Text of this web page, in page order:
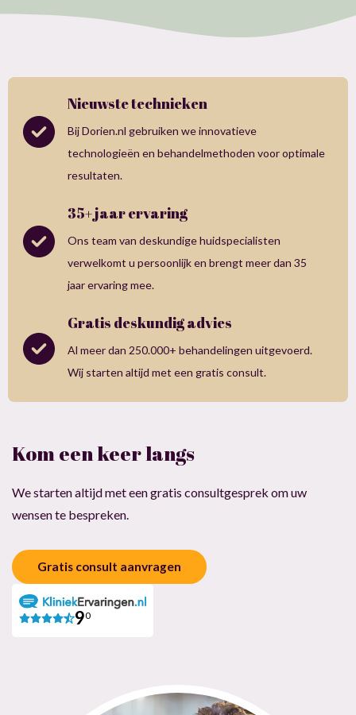
Nieuwste technieken
Bij Dorien.nl gebruiken we innovatieve
technologieën en behandelmethoden voor optimale
resultaten.
35+ jaar ervaring
Ons team van deskundige huidspecialisten
verwelkomt u persoonlijk en brengt meer dan 35
jaar ervaring mee.
Gratis deskundig advies
Al meer dan 250.000+ behandelingen uitgevoerd.
Wij starten altijd met een gratis consult.
Kom een keer langs
We starten altijd met een gratis consultgesprek om uw
wensen te bespreken.
Gratis consult aanvragen
90